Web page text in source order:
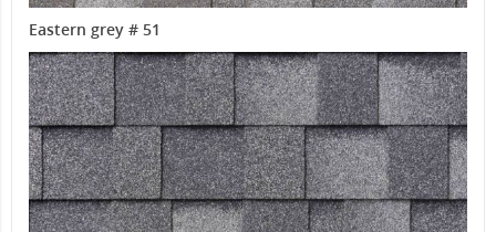
Eastern grey # 51